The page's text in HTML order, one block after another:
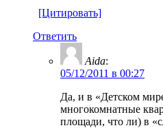
[Цитировать]
Ответить
Aida:
05/12/2011 в 00:27
Да, и в «Детском
многокомнатные
площади, что ли) в